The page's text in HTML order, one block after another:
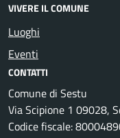
VIVERE IL COMUNE
Luoghi
Eventi
CONTATTI
Comune di Sestu
Via Scipione 1 09028,
Codice fiscale: